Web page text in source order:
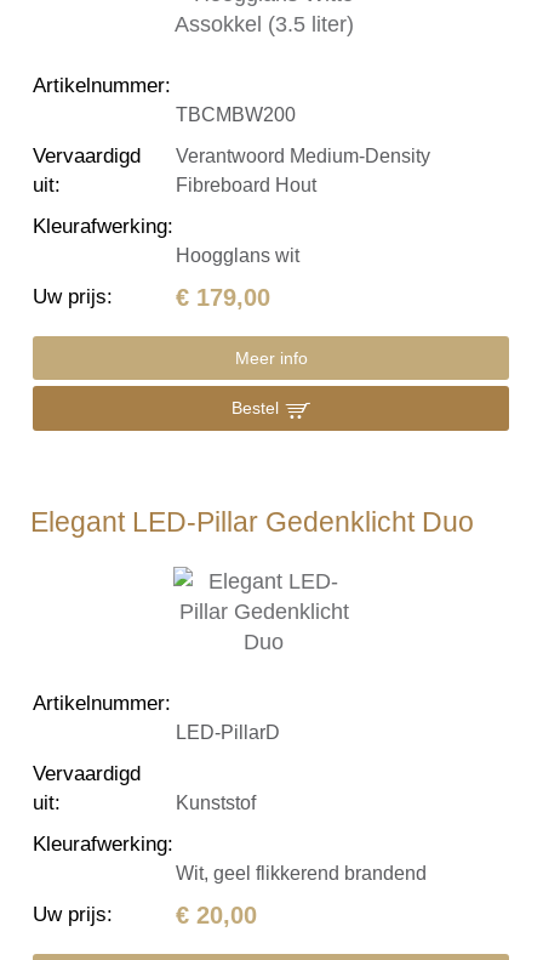
Artikelnummer:
TBCMBW200
Vervaardigd
uit:
Verantwoord Medium-Density
Fibreboard Hout
Kleurafwerking:
Hoogglans wit
Uw prijs: € 179,00
Meer info
Bestel
Elegant LED-Pillar Gedenklicht Duo
Artikelnummer:
LED-PillarD
Vervaardigd
uit: Kunststof
Kleurafwerking:
Wit, geel flikkerend brandend
Uw prijs: € 20,00